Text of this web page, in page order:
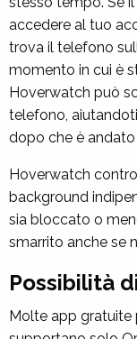
accedere al tuo
trova il telefono
momento in cui è
Hoverwatch può
telefono,
dopo che è andato
Hoverwatch
background
sia bloccato o
smarrito anche se
Possibilità
Molte app gratuite